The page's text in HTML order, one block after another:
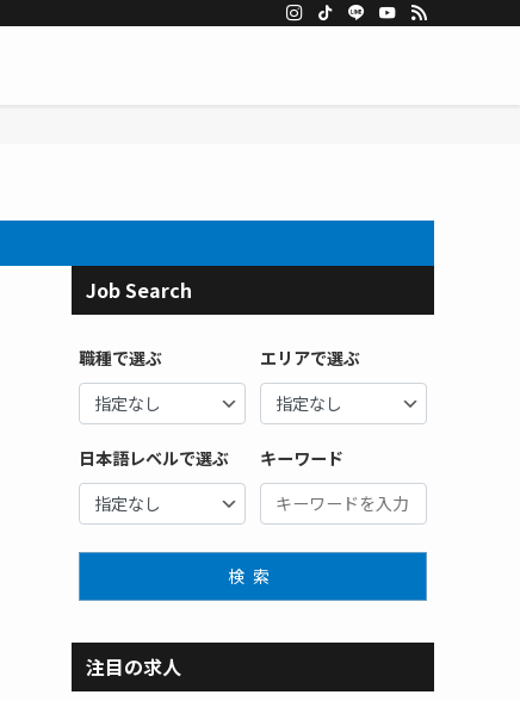
Job Search
職種で選ぶ エリアで選ぶ
日本語レベルで選ぶ キーワード
検索
注目の求人